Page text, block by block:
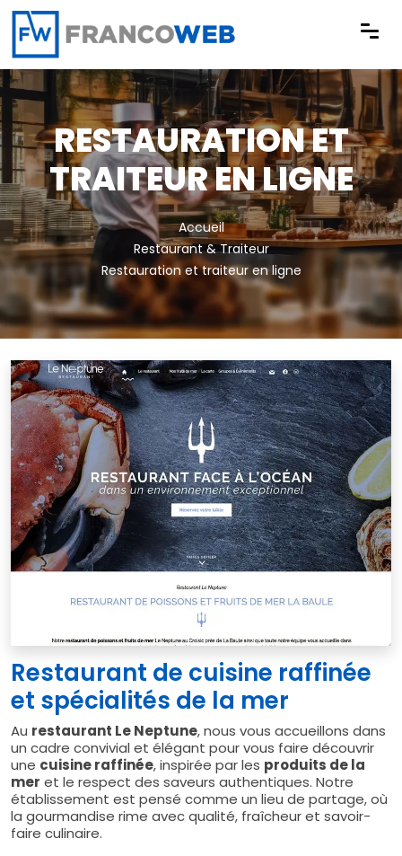
Panneau de gestion des cookies
RESTAURATION ET
TRAITEUR EN LIGNE
Accueil
Restaurant & Traiteur
Restauration et traiteur en ligne
Restaurant de cuisine raffinée
et spécialités de la mer
Au restaurant Le Neptune, nous vous accueillons dans
un cadre convivial et élégant pour vous faire découvrir
une cuisine raffinée, inspirée par les produits de la
mer et le respect des saveurs authentiques. Notre
établissement est pensé comme un lieu de partage, où
la gourmandise rime avec qualité, fraîcheur et savoir-
faire culinaire.